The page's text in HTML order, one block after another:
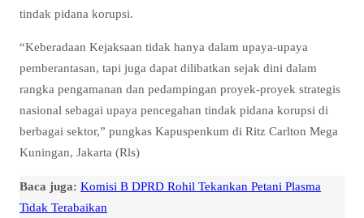
tindak pidana korupsi.
“Keberadaan Kejaksaan tidak hanya dalam upaya-upaya
pemberantasan, tapi juga dapat dilibatkan sejak dini dalam
rangka pengamanan dan pedampingan proyek-proyek strategis
nasional sebagai upaya pencegahan tindak pidana korupsi di
berbagai sektor,” pungkas Kapuspenkum di Ritz Carlton Mega
Kuningan, Jakarta (Rls)
Baca juga: Komisi B DPRD Rohil Tekankan Petani Plasma
Tidak Terabaikan